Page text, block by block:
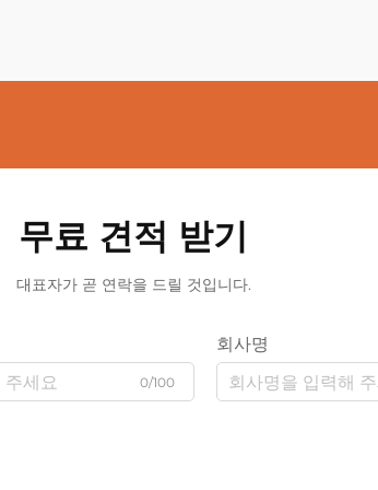
무료 견적 받기
대표자가 곧 연락을 드릴 것입니다.
0/100
회사명